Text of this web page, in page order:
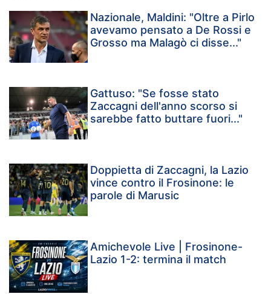
Nazionale, Maldini: "Oltre a Pirlo
avevamo pensato a De Rossi e
Grosso ma Malagò ci disse..."
Gattuso: "Se fosse stato
Zaccagni dell'anno scorso si
sarebbe fatto buttare fuori..."
Doppietta di Zaccagni, la Lazio
vince contro il Frosinone: le
parole di Marusic
Amichevole Live | Frosinone-
Lazio 1-2: termina il match